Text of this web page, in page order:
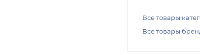
Все товары
Все товары